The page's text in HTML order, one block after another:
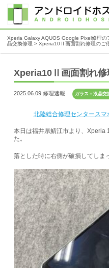
Xperia Galaxy AQUOS Google Pixel修理の
晶交換修理 > Xperia10Ⅱ画面割れ修理のご
Xperia10Ⅱ画面割れ修
2025.06.09 修理速報 ガラス＋液晶交
北陸総合修理センタース
本日は福井県鯖江市より、
た。
落とした時に右側が破損してしま